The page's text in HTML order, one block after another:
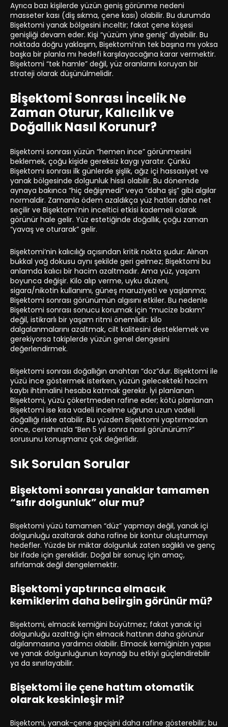
Ayrıca bazı kişilerde yüzün geniş görünme nedeni
masseter kası (diş sıkma, çene kası) olabilir. Bu durumda
Bişektomi yanak bölgesini inceltir; fakat çene köşesi
genişliği devam eder. Kişi “yüzüm yine geniş” diyebilir. Bu
noktada doğru yaklaşım, Bişektomi’nin tek başına mı yoksa
başka bir planla mı hedefi karşılayacağına karar vermektir.
Bişektomi “tek hamle” değil, yüz oranlarını koruyan bir
strateji olarak düşünülmelidir.
Bişektomi Sonrası İncelik Ne
Zaman Oturur, Kalıcılık ve
Doğallık Nasıl Korunur?
Bişektomi sonrası yüzün “hemen ince” görünmesini
beklemek, çoğu kişide gereksiz kaygı yaratır. Çünkü
Bişektomi sonrası ilk günlerde şişlik, ağız içi hassasiyet ve
yanak bölgesinde dolgunluk hissi olabilir. Bu dönemde
aynaya bakınca “hiç değişmedi” veya “daha şiş” gibi algılar
normaldir. Zamanla ödem azaldıkça yüz hatları daha net
seçilir ve Bişektomi’nin inceltici etkisi kademeli olarak
görünür hale gelir. Yüz estetiğinde doğallık, çoğu zaman
“yavaş ve oturarak” gelir.
Bişektomi’nin kalıcılığı açısından kritik nokta şudur: Alınan
bukkal yağ dokusu aynı şekilde geri gelmez; Bişektomi bu
anlamda kalıcı bir hacim azaltmadır. Ama yüz, yaşam
boyunca değişir. Kilo alıp verme, uyku düzeni,
sigara/nikotin kullanımı, güneş maruziyeti ve yaşlanma;
Bişektomi sonrası görünümün algısını etkiler. Bu nedenle
Bişektomi sonrası sonucu korumak için “mucize bakım”
değil, istikrarlı bir yaşam ritmi önemlidir: kilo
dalgalanmalarını azaltmak, cilt kalitesini desteklemek ve
gerekiyorsa takiplerde yüzün genel dengesini
değerlendirmek.
Bişektomi sonrası doğallığın anahtarı “doz”dur. Bişektomi ile
yüzü ince göstermek isterken, yüzün gelecekteki hacim
kaybı ihtimalini hesaba katmak gerekir. İyi planlanan
Bişektomi, yüzü çökertmeden rafine eder; kötü planlanan
Bişektomi ise kısa vadeli incelme uğruna uzun vadeli
doğallığı riske atabilir. Bu yüzden Bişektomi yaptırmadan
önce, cerrahınızla “Ben 5 yıl sonra nasıl görünürüm?”
sorusunu konuşmanız çok değerlidir.
Sık Sorulan Sorular
Bişektomi sonrası yanaklar tamamen
“sıfır dolgunluk” olur mu?
Bişektomi yüzü tamamen “düz” yapmayı değil, yanak içi
dolgunluğu azaltarak daha rafine bir kontur oluşturmayı
hedefler. Yüzde bir miktar dolgunluk zaten sağlıklı ve genç
bir ifade için gereklidir. Doğal bir sonuç için amaç,
sıfırlamak değil dengelemektir.
Bişektomi yaptırınca elmacık
kemiklerim daha belirgin görünür mü?
Bişektomi, elmacık kemiğini büyütmez; fakat yanak içi
dolgunluğu azalttığı için elmacık hattının daha görünür
algılanmasına yardımcı olabilir. Elmacık kemiğinizin yapısı
ve yanak dolgunluğunun kaynağı bu etkiyi güçlendirebilir
ya da sınırlayabilir.
Bişektomi ile çene hattım otomatik
olarak keskinleşir mi?
Bişektomi, yanak-çene geçişini daha rafine gösterebilir; bu